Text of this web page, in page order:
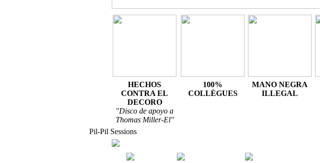
HECHOS
CONTRA EL
DECORO
"Disco de apoyo a
Thomas Miller-El"
100%
COLLÈGUES
MANO NEGRA
ILLEGAL
Pil-Pil Sessions